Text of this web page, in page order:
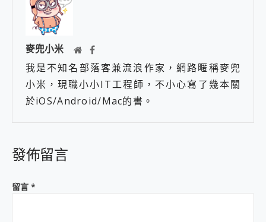
麥兜小米
我是不知名部落客兼流浪作家，網路暱稱麥兜
小米，現職小小IT工程師，不小心寫了幾本關
於iOS/Android/Mac的書。
發佈留言
留言 *